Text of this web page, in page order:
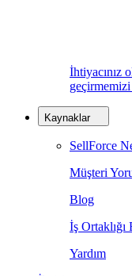
İhtiyacınız
Kaynaklar
SellForce
Müşteri
Blog
İş Ortaklığı
Yardım